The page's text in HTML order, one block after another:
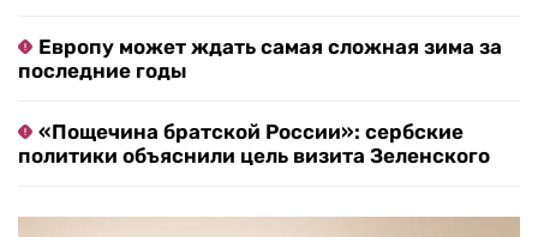
Европу может ждать самая сложная зима за
последние годы
«Пощечина братской России»: сербские
политики объяснили цель визита Зеленского